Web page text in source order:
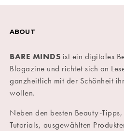
ABOUT
BARE MINDS ist ein digitales
Blogazine und richtet sich an
ganzheitlich mit der Schönheit
wollen.
Neben den besten Beauty-
Tutorials, ausgewählten